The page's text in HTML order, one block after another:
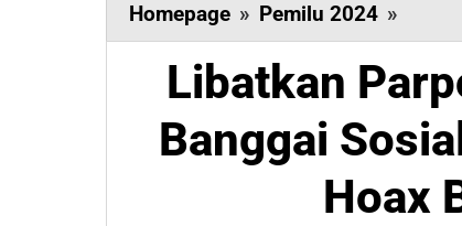
Homepage » Pemilu 2024 »
Parpol
dan
Libatkan
Banggai
Hoax